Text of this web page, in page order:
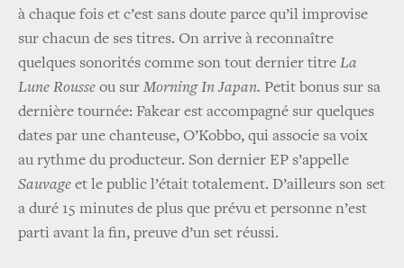
à chaque fois et c’est sans doute parce qu’il improvise
sur chacun de ses titres. On arrive à reconnaître
quelques sonorités comme son tout dernier titre La
Lune Rousse ou sur Morning In Japan. Petit bonus sur sa
dernière tournée: Fakear est accompagné sur quelques
dates par une chanteuse, O’Kobbo, qui associe sa voix
au rythme du producteur. Son dernier EP s’appelle
Sauvage et le public l’était totalement. D’ailleurs son set
a duré 15 minutes de plus que prévu et personne n’est
parti avant la fin, preuve d’un set réussi.